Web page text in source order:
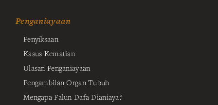
Penganiayaan
Penyiksaan
Kasus Kematian
Ulasan Penganiayaan
Pengambilan Organ Tubuh
Mengapa Falun Dafa Dianiaya?